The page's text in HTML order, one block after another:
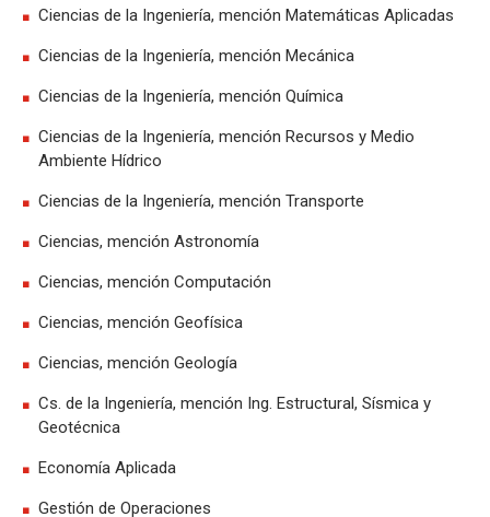
Ciencias de la Ingeniería, mención Matemáticas Aplicadas
Ciencias de la Ingeniería, mención Mecánica
Ciencias de la Ingeniería, mención Química
Ciencias de la Ingeniería, mención Recursos y Medio
Ambiente Hídrico
Ciencias de la Ingeniería, mención Transporte
Ciencias, mención Astronomía
Ciencias, mención Computación
Ciencias, mención Geofísica
Ciencias, mención Geología
Cs. de la Ingeniería, mención Ing. Estructural, Sísmica y
Geotécnica
Economía Aplicada
Gestión de Operaciones